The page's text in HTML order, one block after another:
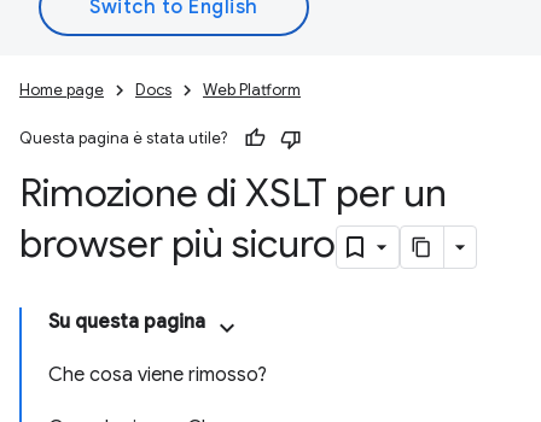
Home page Docs Web Platform
Questa pagina è stata utile?
Rimozione di XSLT per un
browser più sicuro
Su questa pagina
Che cosa viene rimosso?